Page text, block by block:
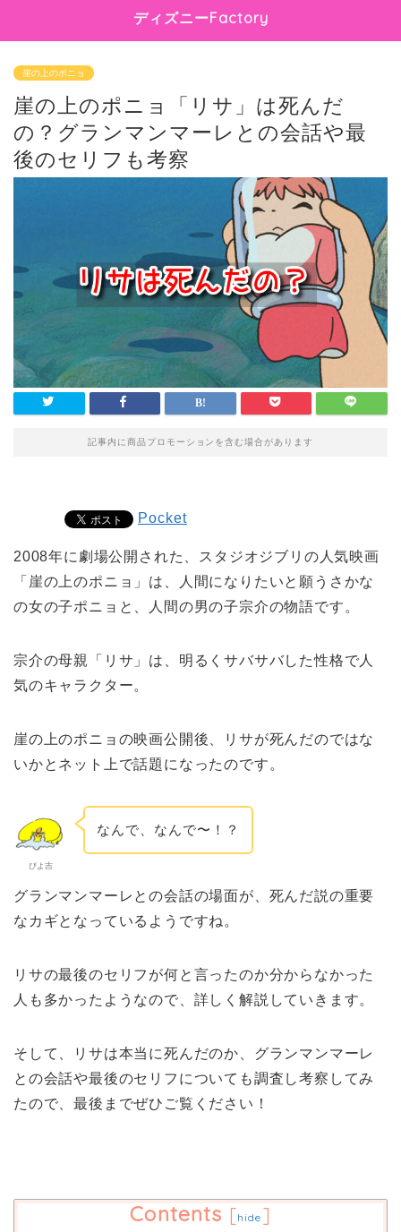
ディズニーFactory
崖の上のポニョ
崖の上のポニョ「リサ」は死んだ
の？グランマンマーレとの会話や最
後のセリフも考察
記事内に商品プロモーションを含む場合があります
Pocket
2008年に劇場公開された、スタジオジブリの人気映画
「崖の上のポニョ」は、人間になりたいと願うさかな
の女の子ポニョと、人間の男の子宗介の物語です。
宗介の母親「リサ」は、明るくサバサバした性格で人
気のキャラクター。
崖の上のポニョの映画公開後、リサが死んだのではな
いかとネット上で話題になったのです。
ぴよ吉
なんで、なんで〜！？
グランマンマーレとの会話の場面が、死んだ説の重要
なカギとなっているようですね。
リサの最後のセリフが何と言ったのか分からなかった
人も多かったようなので、詳しく解説していきます。
そして、リサは本当に死んだのか、グランマンマーレ
との会話や最後のセリフについても調査し考察してみ
たので、最後までぜひご覧ください！
Contents [hide ]